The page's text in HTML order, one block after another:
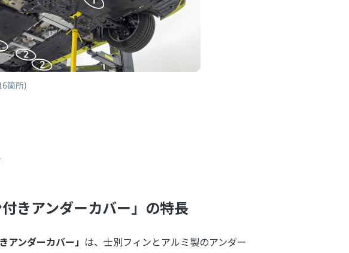
きアンダーカバー」の特長
ンダーカバー」 は、士別フィンとアルミ製のアンダー